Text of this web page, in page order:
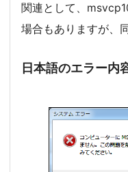
関連として、
場合もありますが、
日本語のエラー内